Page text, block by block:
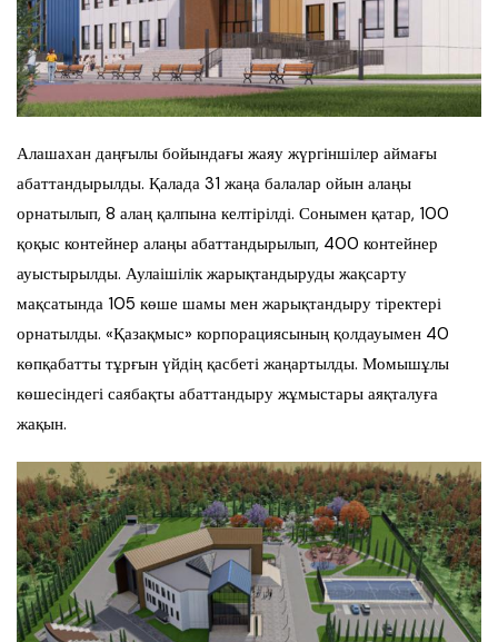
Алашахан даңғылы бойындағы жаяу жүргіншілер аймағы
абаттандырылды. Қалада 31 жаңа балалар ойын алаңы
орнатылып, 8 алаң қалпына келтірілді. Сонымен қатар, 100
қоқыс контейнер алаңы абаттандырылып, 400 контейнер
ауыстырылды. Аулаішілік жарықтандыруды жақсарту
мақсатында 105 көше шамы мен жарықтандыру тіректері
орнатылды. «Қазақмыс» корпорациясының қолдауымен 40
көпқабатты тұрғын үйдің қасбеті жаңартылды. Момышұлы
көшесіндегі саябақты абаттандыру жұмыстары аяқталуға
жақын.